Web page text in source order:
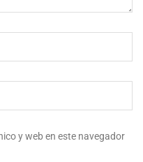
y web en este navegador